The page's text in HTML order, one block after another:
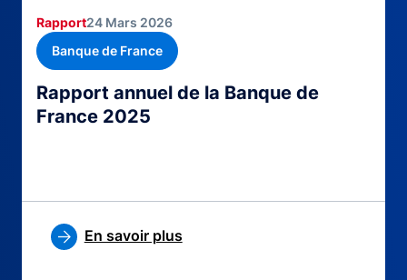
Rapport annuel de la Banque de
France 2025
Rapport24 Mars 2026
Banque de France
En savoir plus